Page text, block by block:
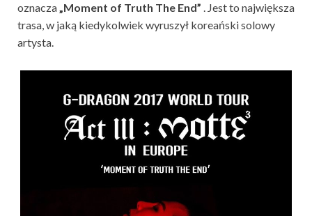
oznacza„Moment of Truth The End” . Jest to największa
trasa, w jaką kiedykolwiek wyruszył koreański solowy
artysta.